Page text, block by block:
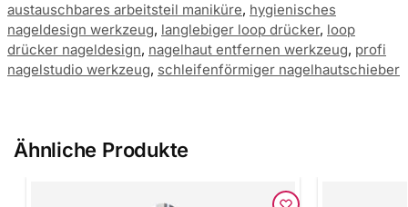
austauschbares arbeitsteil maniküre, hygienisches
nageldesign werkzeug, langlebiger loop drücker, loop
drücker nageldesign, nagelhaut entfernen werkzeug, profi
nagelstudio werkzeug, schleifenförmiger nagelhautschieber
Ähnliche Produkte